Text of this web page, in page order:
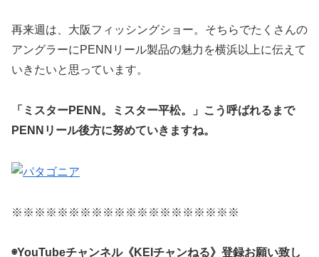
再来週は、大阪フィッシングショー。そちらでたくさんの
アングラーにPENNリール製品の魅力を横浜以上に伝えて
いきたいと思っています。
「ミスターPENN。ミスター平松。」こう呼ばれるまで
PENNリール後方に努めていきますね。
※※※※※※※※※※※※※※※※※※※※
◉YouTubeチャンネル《KEIチャンねる》登録お願い致し